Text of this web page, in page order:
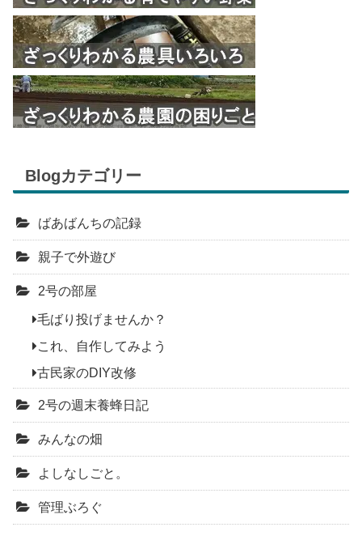
Blogカテゴリー
ばあばんちの記録
親子で外遊び
2号の部屋
毛ばり投げませんか？
これ、自作してみよう
古民家のDIY改修
2号の週末養蜂日記
みんなの畑
よしなしごと。
管理ぶろぐ